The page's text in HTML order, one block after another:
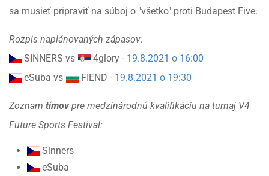
sa musieť pripraviť na súboj o "všetko" proti Budapest Five.
Rozpis naplánovaných zápasov:
SINNERS vs
4glory - 19.8.2021 o 16:00
eSuba vs
FIEND - 19.8.2021 o 19:30
Zoznam tímovpre medzinárodnú kvalifikáciu na turnaj V4
Future Sports Festival:
Sinners
eSuba